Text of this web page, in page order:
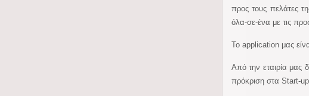
προς τους πελάτες
όλα-σε-ένα με τις
Το application μας
Από την εταιρία μας
πρόκριση στα Start-